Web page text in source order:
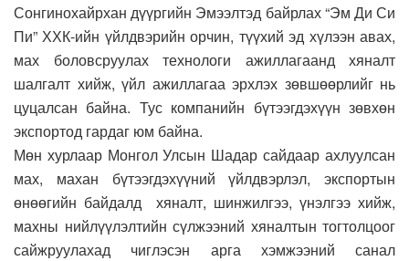
Сонгинохайрхан дүүргийн Эмээлтэд байрлах “Эм Ди Си
Пи” ХХК-ийн үйлдвэрийн орчин, түүхий эд хүлээн авах,
мах боловсруулах технологи ажиллагаанд хяналт
шалгалт хийж, үйл ажиллагаа эрхлэх зөвшөөрлийг нь
цуцалсан байна. Тус компанийн бүтээгдэхүүн зөвхөн
экспортод гардаг юм байна.
Мөн хурлаар Монгол Улсын Шадар сайдаар ахлуулсан
мах, махан бүтээгдэхүүний үйлдвэрлэл, экспортын
өнөөгийн байдалд хяналт, шинжилгээ, үнэлгээ хийж,
махны нийлүүлэлтийн сүлжээний хяналтын тогтолцоог
сайжруулахад чиглэсэн арга хэмжээний санал